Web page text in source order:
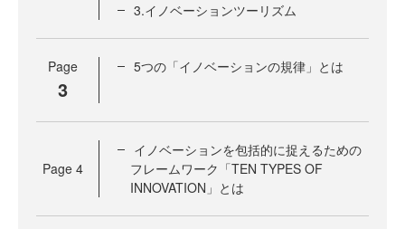
3.イノベーションツーリズム
Page
3
5つの「イノベーションの規律」とは
Page 4
イノベーションを包括的に捉えるための
フレームワーク「TEN TYPES OF
INNOVATION」とは